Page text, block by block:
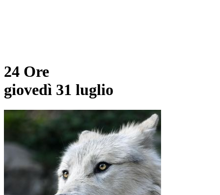
24 Ore
giovedì 31 luglio